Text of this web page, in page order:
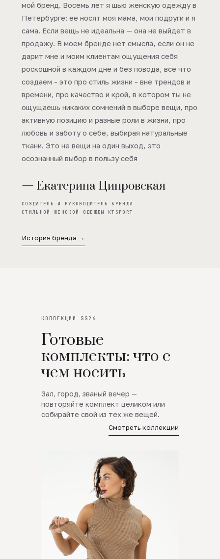
мой бренд. Восемь лет я шью женскую одежду в
Петербурге: её носят моя мама, мои подруги и я
сама. Если вещь не идеальна — она не выйдет в
продажу. В моем бренде нет смысла, если он не
дарит мне и моим клиентам ощущения себя
роскошной в каждом дне и без повода, все что
создаем - это про стиль жизни - вне трендов и
времени, про качество и крой, в котором ты не
ощущаешь никаких сомнений в выборе вещи, про
активную позицию и разные роли в жизни, про
любовь и заботу о себе, выбирая натуральные
ткани. Это не вещи на один выход, это
осознанный выбор в пользу себя
— Екатерина Ципровская
СОЗДАТЕЛЬ И РУКОВОДИТЕЛЬ БРЕНДА
СТИЛЬНОЙ ЖЕНСКОЙ ОДЕЖДЫ KTSPORT
История бренда →
КОЛЛЕКЦИИ SS26
Готовые
комплекты: что с
чем носить
Зал, город, званый вечер —
повторяйте комплект целиком или
собирайте свой из тех же вещей.
Смотреть коллекции